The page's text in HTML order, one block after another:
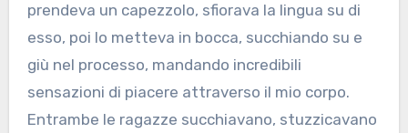
prendeva un capezzolo, sfiorava la lingua su di
esso, poi lo metteva in bocca, succhiando su e
giù nel processo, mandando incredibili
sensazioni di piacere attraverso il mio corpo.
Entrambe le ragazze succhiavano, stuzzicavano